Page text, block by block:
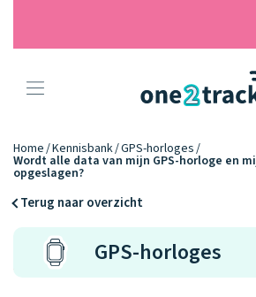
Producten
Onze gps
horloges
ConnectConnect
NEXT
Connect
Accessoires
Opladers
Hoe werkt
het?
Ontdek hoe
het werkt
Zo werken het
kinderhorloge
Positie en
Blogs
Over ons
Home Kennisbank GPS-horloges
Wordt alle data van mijn GPS-horloge en
opgeslagen?
Terug naar overzicht
GPS-horloges